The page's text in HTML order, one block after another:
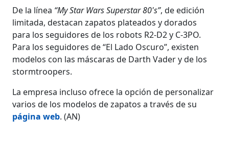
De la línea “My Star Wars Superstar 80's”, de edición
limitada, destacan zapatos plateados y dorados
para los seguidores de los robots R2-D2 y C-3PO.
Para los seguidores de “El Lado Oscuro”, existen
modelos con las máscaras de Darth Vader y de los
stormtroopers.
La empresa incluso ofrece la opción de personalizar
varios de los modelos de zapatos a través de su
página web. (AN)